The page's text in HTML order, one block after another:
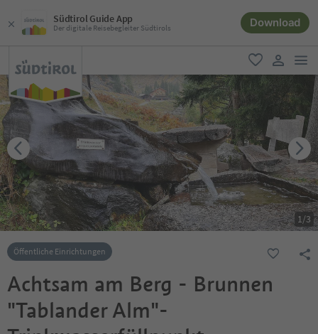
Südtirol Guide App
Der digitale Reisebegleiter Südtirols Download
favorit
user link
1/3
Öffentliche Einrichtungen
Achtsam am Berg - Brunnen
"Tablander Alm"-